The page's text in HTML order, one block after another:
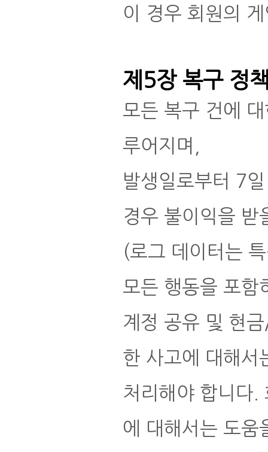
이 경우 회원의
제5장 복구 정
모든 복구 건에
루어지며,
발생일로부터 7
경우 불이익을 받
(로그 데이터는
모든 행동을 포함
계정 공유 및 현
한 사고에 대해서
처리해야 합니다.
에 대해서는 도움